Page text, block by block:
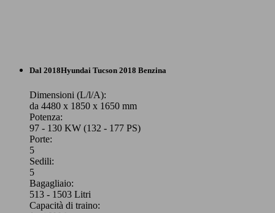
SUV/Fuoristrada/Pick-up
Elettrica/Diesel
Model Version
Dal 2018Hyundai Tucson 2018 Benzina
Dimensioni (L/l/A):
da 4480 x 1850 x 1650 mm
Potenza:
97 - 130 KW (132 - 177 PS)
Porte:
5
Sedili:
5
Bagagliaio:
513 - 1503 Litri
Capacità di traino: